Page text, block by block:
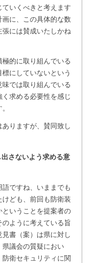
いくべきと考えます
に、この具体的な数
には賛成いたしかね
的に取り組んでいる
にしていないという
では取り組んでいる
求める必要性を感じ
りますが、賛同致し
さないよう求める意
ですね、いままでも
ども、前回も防衛装
いうことを提案者の
ように考えている旨
書（案）は県に対し
県議会の質疑におい
衛セキュリティに関